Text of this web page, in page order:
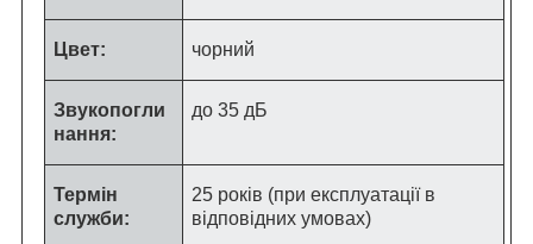
Цвет: чорний
Звукопогли
нання:
до 35 дБ
Термін
служби:
25 років (при експлуатації в
відповідних умовах)